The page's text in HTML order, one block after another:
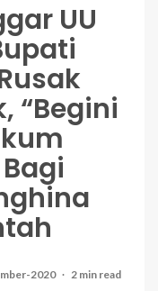
UU
“Begini
2020 2 min read